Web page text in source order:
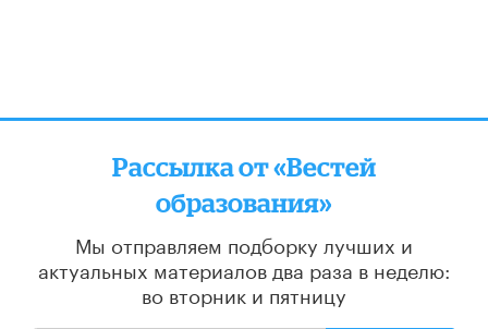
Рассылка от «Вестей
образования»
Мы отправляем подборку лучших и
актуальных материалов два раза в неделю:
во вторник и пятницу